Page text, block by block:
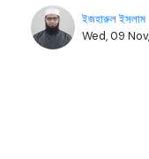
ইজহারুল ইসলাম
Wed, 09